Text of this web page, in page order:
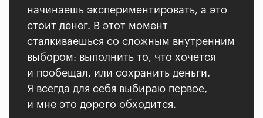
начинаешь экспериментировать, а это
стоит денег. В этот момент
сталкиваешься со сложным внутренним
выбором: выполнить то, что хочется
и пообещал, или сохранить деньги.
Я всегда для себя выбираю первое,
и мне это дорого обходится.